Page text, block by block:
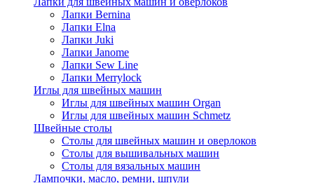
Лапки Bernina
Лапки Elna
Лапки Juki
Лапки Janome
Лапки Sew Line
Лапки Merrylock
Иглы для швейных машин
Иглы для швейных машин Organ
Иглы для швейных машин Schmetz
Швейные столы
Столы для швейных машин и оверлоков
Столы для вышивальных машин
Столы для вязальных машин
Лампочки, масло, ремни, шпули